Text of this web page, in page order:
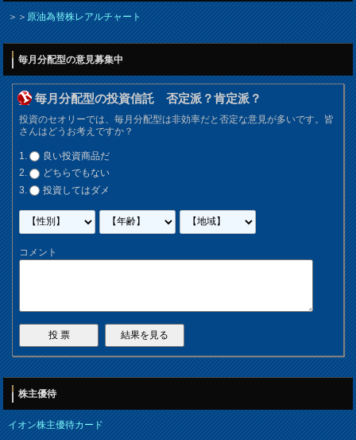
＞＞原油為替株レアルチャート
毎月分配型の意見募集中
毎月分配型の投資信託 否定派？肯定派？
投資のセオリーでは、毎月分配型は非効率だと否定な意見が多いです。皆
さんはどうお考えですか？
良い投資商品だ
どちらでもない
投資してはダメ
コメント
株主優待
イオン株主優待カード